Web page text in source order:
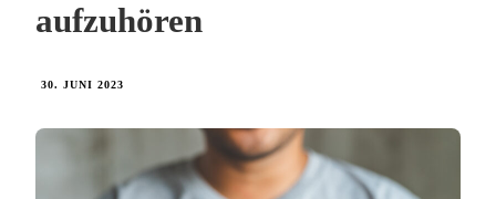
aufzuhören
30. JUNI 2023